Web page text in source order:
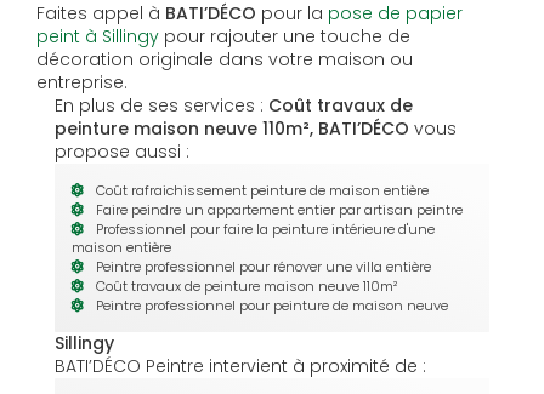
Faites appel à BATI’DÉCO pour la pose de papier
peint à Sillingy pour rajouter une touche de
décoration originale dans votre maison ou
entreprise.
En plus de ses services : Coût travaux de
peinture maison neuve 110m², BATI’DÉCO vous
propose aussi :
Coût rafraichissement peinture de maison entière
Faire peindre un appartement entier par artisan peintre
Professionnel pour faire la peinture intérieure d'une
maison entière
Peintre professionnel pour rénover une villa entière
Coût travaux de peinture maison neuve 110m²
Peintre professionnel pour peinture de maison neuve
Sillingy
BATI’DÉCO Peintre intervient à proximité de :